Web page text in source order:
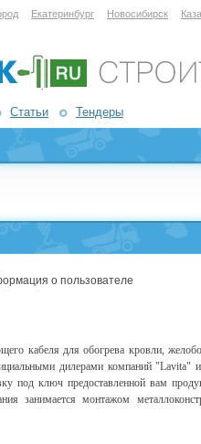
Екатеринбург Новосибирск
Статьи Тендеры
о пользователе
кабеля для обогрева кровли,
дилерами компаний "Lavita"
под ключ предоставленной вам
занимается монтажом